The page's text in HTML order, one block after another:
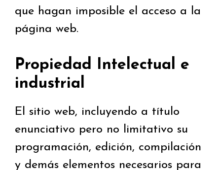
que hagan imposible el acceso a la
página web.
Propiedad Intelectual e
industrial
El sitio web, incluyendo a título
enunciativo pero no limitativo su
programación, edición, compilación
y demás elementos necesarios para